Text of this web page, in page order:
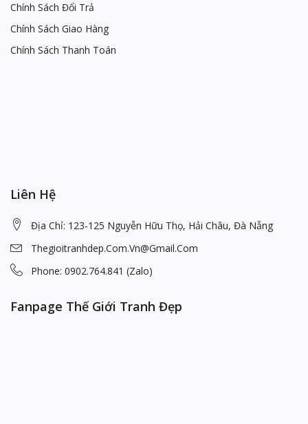
Chính Sách Đổi Trả
Chính Sách Giao Hàng
Chính Sách Thanh Toán
Liên Hệ
Địa Chỉ: 123-125 Nguyễn Hữu Thọ, Hải Châu, Đà Nẵng
Thegioitranhdep.com.vn@gmail.com
Phone: 0902.764.841 (Zalo)
Fanpage Thế Giới Tranh Đẹp